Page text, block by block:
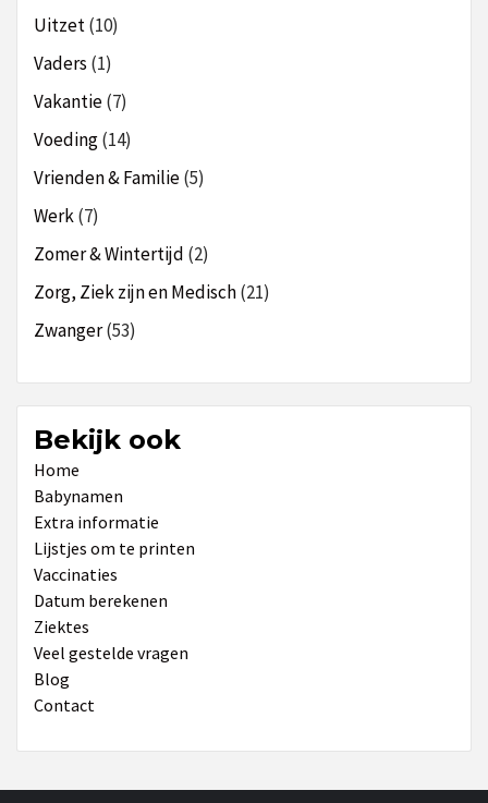
Uitzet(10)
Vaders (1)
Vakantie(7)
Voeding(14)
Vrienden & Familie(5)
Werk(7)
Zomer & Wintertijd (2)
Zorg, Ziek zijn en Medisch(21)
Zwanger(53)
Bekijk ook
Home
Babynamen
Extra informatie
Lijstjes om te printen
Vaccinaties
Datum berekenen
Ziektes
Veel gestelde vragen
Blog
Contact